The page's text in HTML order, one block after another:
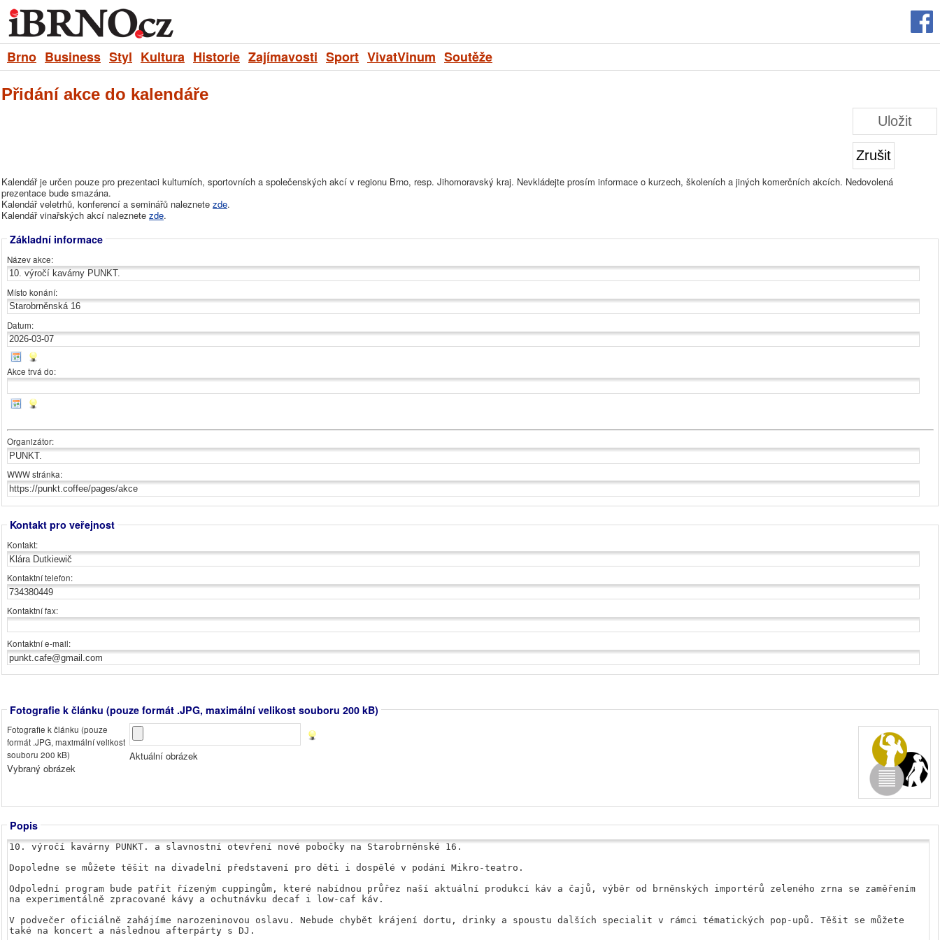
Brno Business Styl Kultura Historie Zajímavosti Sport VivatVinum Soutěže
Přidání akce do kalendáře
Uložit
Zrušit
Kalendář je určen pouze pro prezentaci kulturních, sportovních a společenských akcí v regionu Brno, resp. Jihomoravský kraj. Nevkládejte prosím informace o kurzech, školeních a jiných komerčních akcích. Nedovolená
prezentace bude smazána.
Kalendář veletrhů, konferencí a seminářů naleznete zde.
Kalendář vinařských akcí naleznete zde.
Základní informace
Název akce:
Místo konání:
Datum:
Akce trvá do:
Organizátor:
WWW stránka:
Kontakt pro veřejnost
Kontakt:
Kontaktní telefon:
Kontaktní fax:
Kontaktní e-mail:
Fotografie k článku (pouze formát .JPG, maximální velikost souboru 200 kB)
Fotografie k článku (pouze
formát .JPG, maximální velikost
souboru 200 kB)
Aktuální obrázek
Vybraný obrázek
Popis